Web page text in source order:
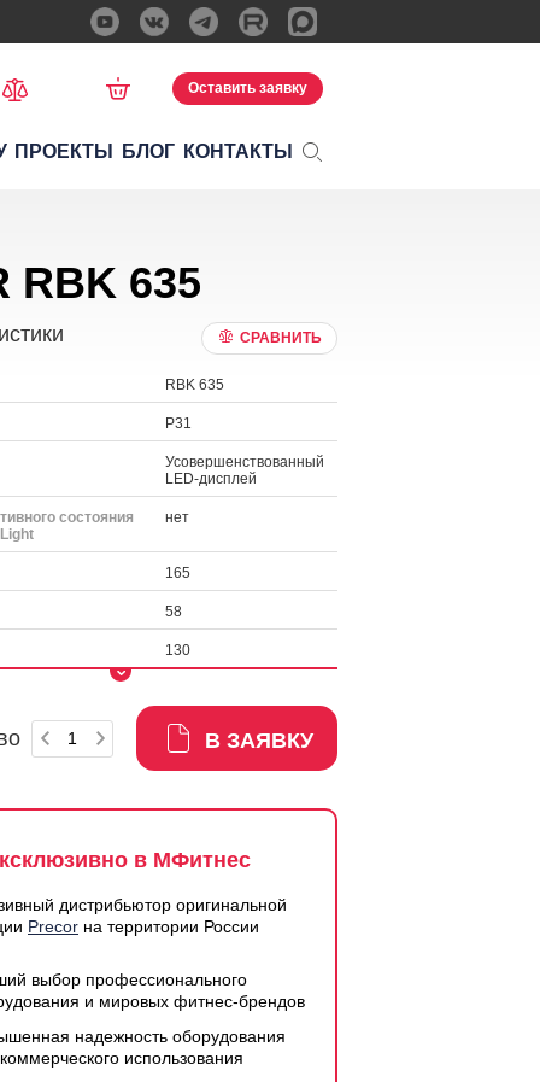
Оставить заявку
ПРОЕКТЫ БЛОГ КОНТАКТЫ
RBK 635
СРАВНИТЬ
RBK 635
P31
Усовершенствованный
LED-дисплей
состояния
нет
165
58
130
В ЗАЯВКУ
в МФитнес
дистрибьютор оригинальной
Precor на территории России
выбор профессионального
и мировых фитнес-брендов
надежность оборудования
использования